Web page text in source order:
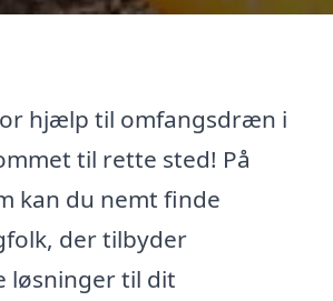
hjælp til omfangsdræn i
til rette sted! På
kan du nemt finde
der tilbyder
løsninger til dit